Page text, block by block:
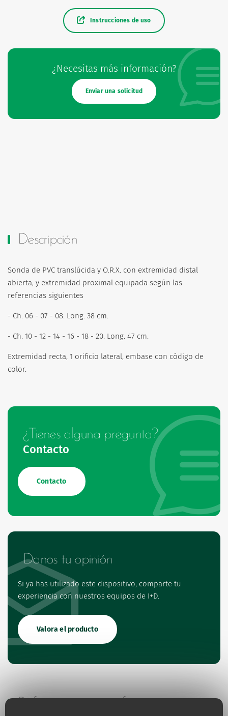
¿Necesitas más información?
Enviar una solicitud
Instrucciones de uso
Descripción
Sonda de PVC translúcida y O.R.X. con extremidad distal
abierta, y extremidad proximal equipada según las
referencias siguientes
- Ch. 06 - 07 - 08. Long. 38 cm.
- Ch. 10 - 12 - 14 - 16 - 18 - 20. Long. 47 cm.
Extremidad recta, 1 orificio lateral, embase con código de
color.
¿Tienes alguna pregunta?
Contacto
Contacto
Danos tu opinión
Si ya has utilizado este dispositivo, comparte tu
experiencia con nuestros equipos de I+D.
Valora el producto